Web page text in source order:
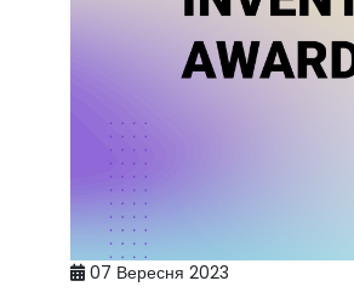
07 Вересня 2023